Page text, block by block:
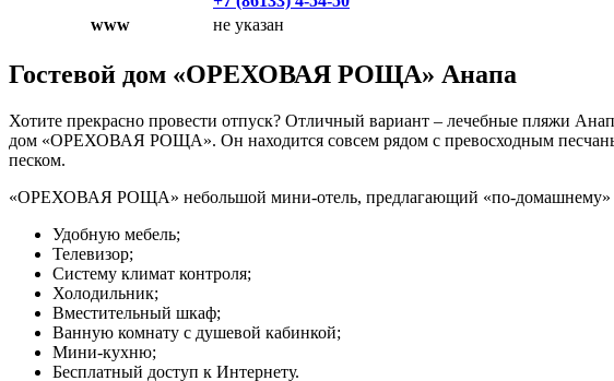
www
не указан
Гостевой дом «ОРЕХОВАЯ РОЩА» Анапа
Хотите прекрасно провести отпуск? Отличный вариант – лечебные пляжи
дом «ОРЕХОВАЯ РОЩА». Он находится совсем рядом с превосходным
песком.
«ОРЕХОВАЯ РОЩА» небольшой мини-отель, предлагающий «по-домашнему»
Удобную мебель;
Телевизор;
Систему климат контроля;
Холодильник;
Вместительный шкаф;
Ванную комнату с душевой кабинкой;
Мини-кухню;
Бесплатный доступ к Интернету.